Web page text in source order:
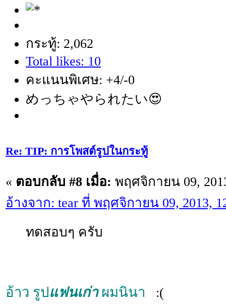
กระทู้: 2,062
Total likes: 10
คะแนนพิเศษ: +4/-0
めっちゃやられたい😍
Re: TIP: การโพสต์รูปในกระทู้
« ตอบกลับ #8 เมื่อ: พฤศจิกายน 09,
อ้างจาก: tear ที่ พฤศจิกายน 09, 2013,
ทดสอบๆ ครับ
อ้าว รูปแฟนเก่าผมนินา :(